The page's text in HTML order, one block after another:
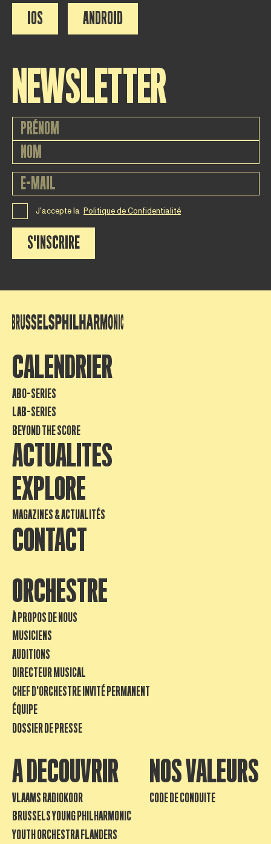
IOS ANDROID
NEWSLETTER
J'accepte la Politique de Confidentialité
S'INSCRIRE
CALENDRIER
ABO-SERIES
LAB-SERIES
BEYOND THE SCORE
ACTUALITES
EXPLORE
MAGAZINES & ACTUALITÉS
CONTACT
ORCHESTRE
À PROPOS DE NOUS
MUSICIENS
AUDITIONS
DIRECTEUR MUSICAL
CHEF D’ORCHESTRE INVITÉ PERMANENT
ÉQUIPE
DOSSIER DE PRESSE
A DECOUVRIR
VLAAMS RADIOKOOR
BRUSSELS YOUNG PHILHARMONIC
YOUTH ORCHESTRA FLANDERS
NOS VALEURS
CODE DE CONDUITE